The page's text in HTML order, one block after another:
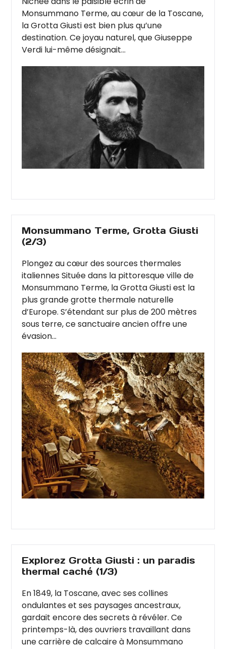
Monsummano Terme, au cœur de la Toscane,
la Grotta Giusti est bien plus qu’une
destination. Ce joyau naturel, que Giuseppe
Verdi lui-même désignait...
Monsummano Terme, Grotta Giusti
(2/3)
Plongez au cœur des sources thermales
italiennes Située dans la pittoresque ville de
Monsummano Terme, la Grotta Giusti est la
plus grande grotte thermale naturelle
d’Europe. S’étendant sur plus de 200 mètres
sous terre, ce sanctuaire ancien offre une
évasion...
Explorez Grotta Giusti : un paradis
thermal caché (1/3)
En 1849, la Toscane, avec ses collines
ondulantes et ses paysages ancestraux,
gardait encore des secrets à révéler. Ce
printemps-là, des ouvriers travaillant dans
une carrière de calcaire à Monsummano